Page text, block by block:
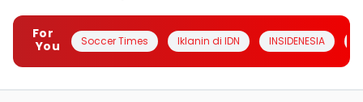
For
You
Soccer Times Iklanin di IDN INSIDENESIA